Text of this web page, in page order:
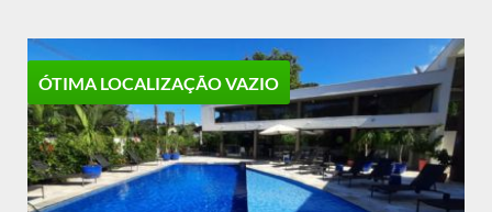
ÓTIMA LOCALIZAÇÃO VAZIO